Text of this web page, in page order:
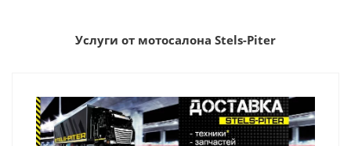
Услуги от мотосалона Stels-Piter